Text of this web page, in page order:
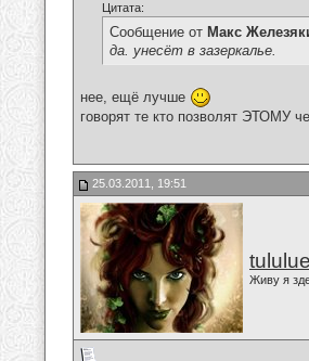
Цитата:
Сообщение от Макс
да. унесёт в зазеркалье.
нее, ещё лучше
говорят те кто позволят ЭТОМУ
25.03.2011, 19:51
Живу я